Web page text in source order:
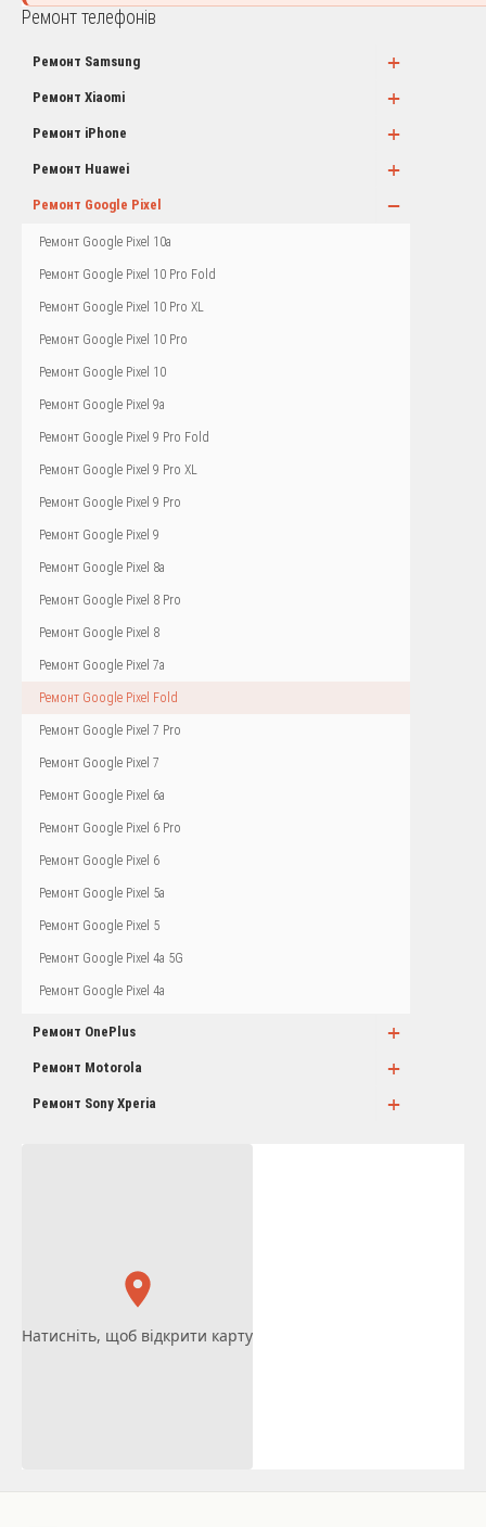
Ремонт телефонів
Ремонт Samsung +
Ремонт Xiaomi +
Ремонт iPhone +
Ремонт Huawei +
Ремонт Google Pixel −
Ремонт Google Pixel 10a
Ремонт Google Pixel 10 Pro Fold
Ремонт Google Pixel 10 Pro XL
Ремонт Google Pixel 10 Pro
Ремонт Google Pixel 10
Ремонт Google Pixel 9a
Ремонт Google Pixel 9 Pro Fold
Ремонт Google Pixel 9 Pro XL
Ремонт Google Pixel 9 Pro
Ремонт Google Pixel 9
Ремонт Google Pixel 8a
Ремонт Google Pixel 8 Pro
Ремонт Google Pixel 8
Ремонт Google Pixel 7a
Ремонт Google Pixel Fold
Ремонт Google Pixel 7 Pro
Ремонт Google Pixel 7
Ремонт Google Pixel 6a
Ремонт Google Pixel 6 Pro
Ремонт Google Pixel 6
Ремонт Google Pixel 5a
Ремонт Google Pixel 5
Ремонт Google Pixel 4a 5G
Ремонт Google Pixel 4a
Ремонт OnePlus +
Ремонт Motorola +
Ремонт Sony Xperia +
Натисніть, щоб відкрити карту